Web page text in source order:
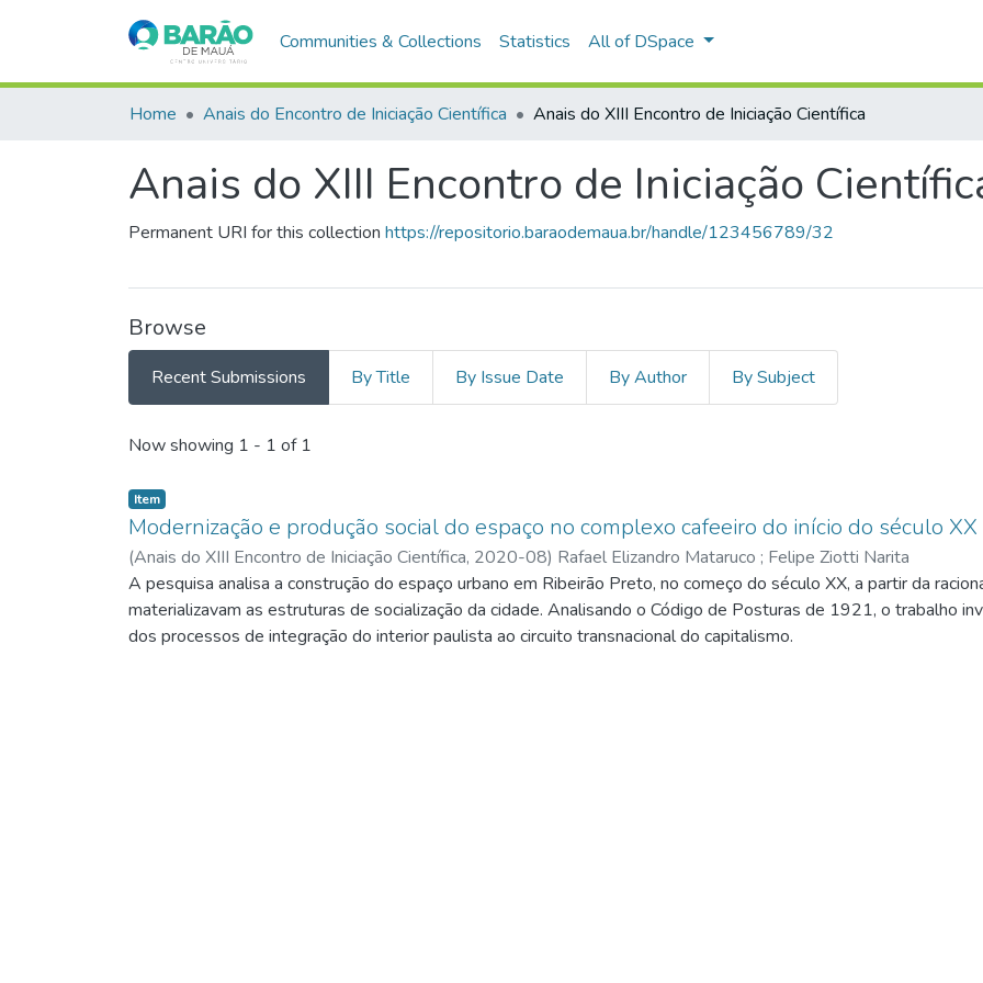
Communities & Collections Statistics All of DSpace
Home Anais do Encontro de Iniciação Científica Anais do XIII Encontro de Iniciação Científica
Anais do XIII Encontro de Iniciação
Permanent URI for this collection https://repositorio.baraodemaua.br/handle/123456789/32
Browse
Recent Submissions By Title By Issue Date By Author By Subject
Recent Submissions
Now showing 1 - 1 of 1
Item
Modernização e produção social do espaço no complexo cafeeiro do início do século XX
(Anais do XIII Encontro de Iniciação Científica, 2020-08) Rafael Elizandro Mataruco ; Felipe Ziotti Narita
A pesquisa analisa a construção do espaço urbano em Ribeirão Preto, no começo do século XX, a partir da
materializavam as estruturas de socialização da cidade. Analisando o Código de Posturas de 1921, o trabalho
dos processos de integração do interior paulista ao circuito transnacional do capitalismo.